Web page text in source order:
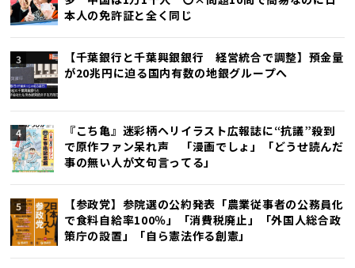
本人の免許証と全く同じ
【千葉銀行と千葉興銀銀行 経営統合で調整】預金量
が20兆円に迫る国内有数の地銀グループへ
『こち亀』迷彩柄ヘリイラスト広報誌に“抗議”殺到
で原作ファン呆れ声 「漫画でしょ」「どうせ読んだ
事の無い人が文句言ってる」
【参政党】参院選の公約発表「農業従事者の公務員化
で食料自給率100％」「消費税廃止」「外国人総合政
策庁の設置」「自ら憲法作る創憲」